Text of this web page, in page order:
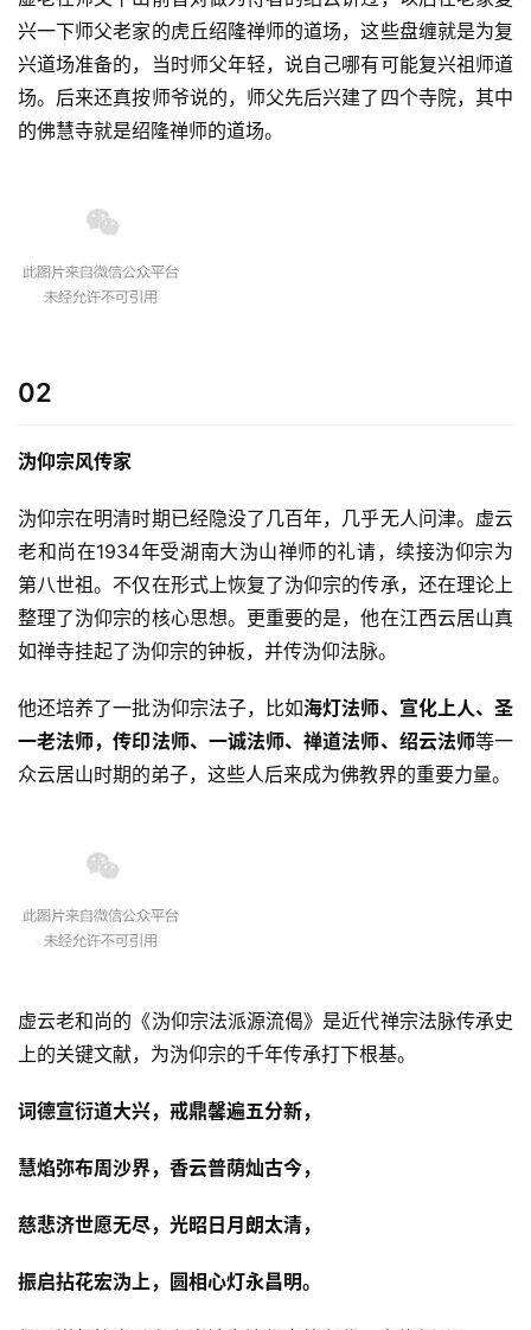
教
人
物
寺
纪
教
艺
政
策
规
免
登录 注册
兴一下师父老家的虎丘绍隆禅师的道场，这些盘缠就是为复
兴道场准备的，当时师父年轻，说自己哪有可能复兴祖师道
场。后来还真按师爷说的，师父先后兴建了四个寺院，其中
的佛慧寺就是绍隆禅师的道场。
02
沩仰宗风传家
沩仰宗在明清时期已经隐没了几百年，几乎无人问津。虚云
老和尚在1934年受湖南大沩山禅师的礼请，续接沩仰宗为
第八世祖。不仅在形式上恢复了沩仰宗的传承，还在理论上
整理了沩仰宗的核心思想。更重要的是，他在江西云居山真
如禅寺挂起了沩仰宗的钟板，并传沩仰法脉。
他还培养了一批沩仰宗法子，比如海灯法师、宣化上人、圣
一老法师，传印法师、一诚法师、禅道法师、绍云法师等一
众云居山时期的弟子，这些人后来成为佛教界的重要力量。
虚云老和尚的《沩仰宗法派源流偈》是近代禅宗法脉传承史
上的关键文献，为沩仰宗的千年传承打下根基。
词德宣衍道大兴，戒鼎馨遍五分新，
慧焰弥布周沙界，香云普荫灿古今，
慈悲济世愿无尽，光昭日月朗太清，
振启拈花宏沩上，圆相心灯永昌明。